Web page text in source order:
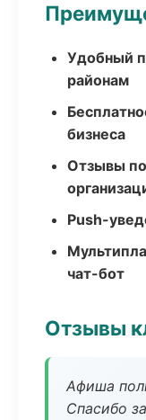
Удобный
районам
бизнеса
Отзывы
Push-
чат-бот
Отзывы
Афиша
Спасибо